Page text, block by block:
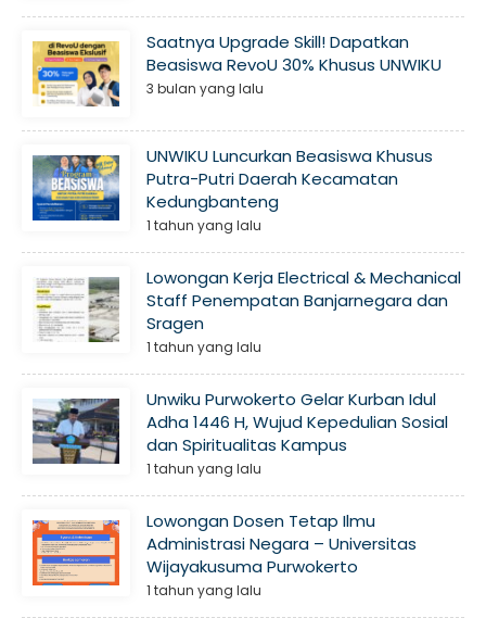
Saatnya Upgrade Skill! Dapatkan
Beasiswa RevoU 30% Khusus UNWIKU
3 bulan yang lalu
UNWIKU Luncurkan Beasiswa Khusus
Putra-Putri Daerah Kecamatan
Kedungbanteng
1 tahun yang lalu
Lowongan Kerja Electrical & Mechanical
Staff Penempatan Banjarnegara dan
Sragen
1 tahun yang lalu
Unwiku Purwokerto Gelar Kurban Idul
Adha 1446 H, Wujud Kepedulian Sosial
dan Spiritualitas Kampus
1 tahun yang lalu
Lowongan Dosen Tetap Ilmu
Administrasi Negara – Universitas
Wijayakusuma Purwokerto
1 tahun yang lalu